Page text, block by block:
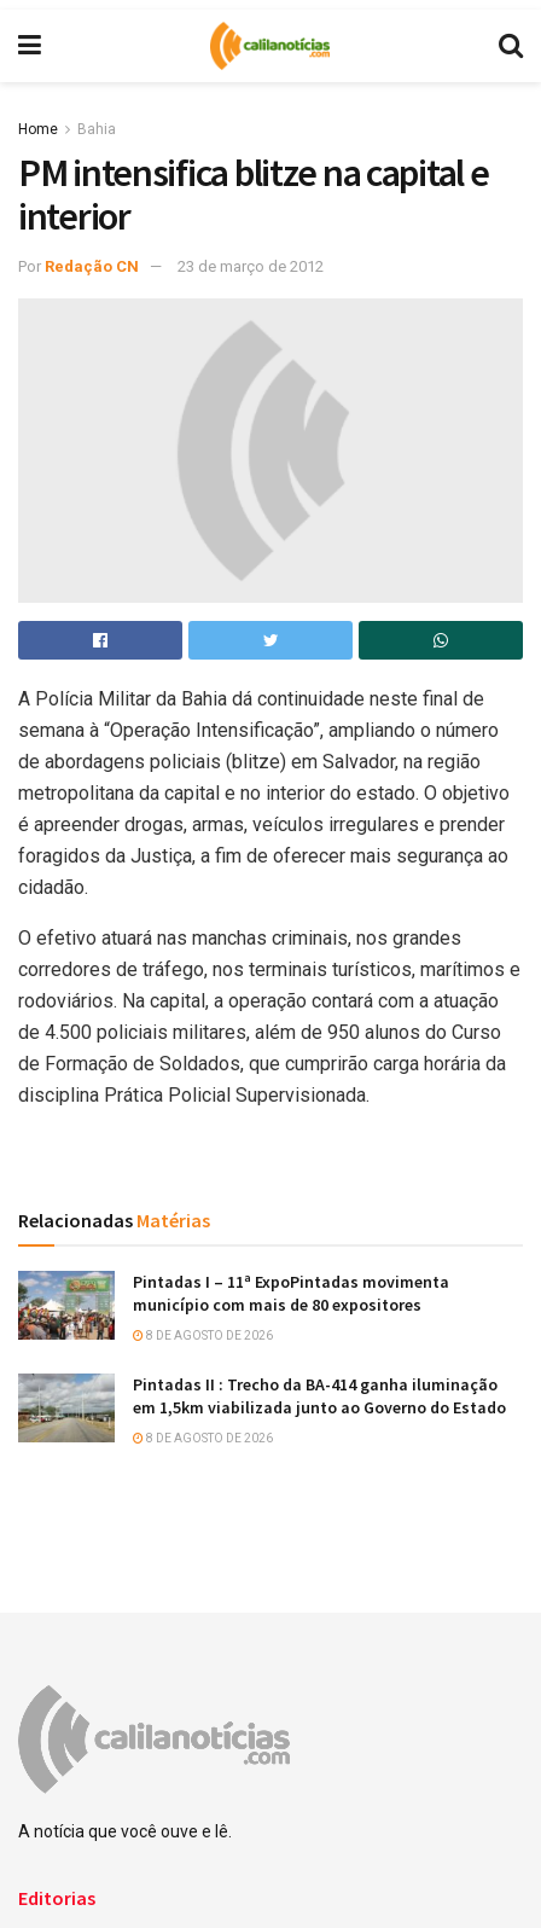
Home Bahia
PM intensifica blitze na capital e
interior
Por Redação CN 23 de março de 2012
A Polícia Militar da Bahia dá continuidade neste final de
semana à “Operação Intensificação”, ampliando o número
de abordagens policiais (blitze) em Salvador, na região
metropolitana da capital e no interior do estado. O objetivo
é apreender drogas, armas, veículos irregulares e prender
foragidos da Justiça, a fim de oferecer mais segurança ao
cidadão.
O efetivo atuará nas manchas criminais, nos grandes
corredores de tráfego, nos terminais turísticos, marítimos e
rodoviários. Na capital, a operação contará com a atuação
de 4.500 policiais militares, além de 950 alunos do Curso
de Formação de Soldados, que cumprirão carga horária da
disciplina Prática Policial Supervisionada.
Relacionadas Matérias
Pintadas I – 11ª ExpoPintadas movimenta
município com mais de 80 expositores
8 DE AGOSTO DE 2026
Pintadas II : Trecho da BA-414 ganha iluminação
em 1,5km viabilizada junto ao Governo do Estado
8 DE AGOSTO DE 2026
A notícia que você ouve e lê.
Editorias